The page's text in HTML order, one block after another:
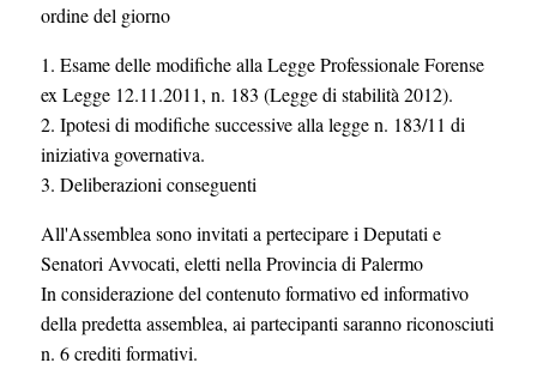
ordine del giorno
1. Esame delle modifiche alla Legge Professionale Forense
ex Legge 12.11.2011, n. 183 (Legge di stabilità 2012).
2. Ipotesi di modifiche successive alla legge n. 183/11 di
iniziativa governativa.
3. Deliberazioni conseguenti
All'Assemblea sono invitati a pertecipare i Deputati e
Senatori Avvocati, eletti nella Provincia di Palermo
In considerazione del contenuto formativo ed informativo
della predetta assemblea, ai partecipanti saranno riconosciuti
n. 6 crediti formativi.